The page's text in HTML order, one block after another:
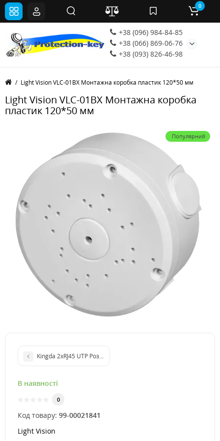
+38 (096) 984-84-85
+38 (066) 869-06-76
+38 (093) 826-46-98
0
Light Vision VLC-01BX Монтажна коробка пластик 120*50 мм
Light Vision VLC-01BX Монтажна коробка
пластик 120*50 мм
Популярний
Kingda 2хRJ45 UTP Розетка
В наявності
0
Код товару: 99-00021841
Light Vision